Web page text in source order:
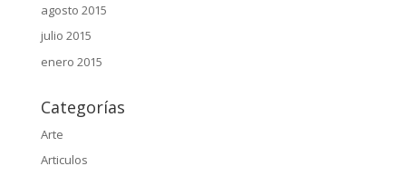
agosto 2015
julio 2015
enero 2015
Categorías
Arte
Articulos